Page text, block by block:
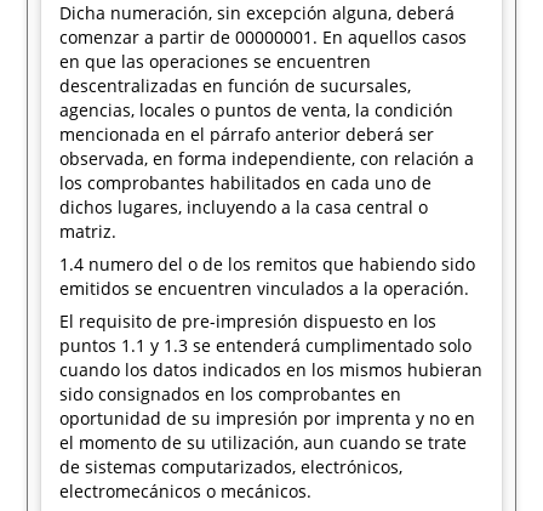
Dicha numeración, sin excepción alguna, deberá
comenzar a partir de 00000001. En aquellos casos
en que las operaciones se encuentren
descentralizadas en función de sucursales,
agencias, locales o puntos de venta, la condición
mencionada en el párrafo anterior deberá ser
observada, en forma independiente, con relación a
los comprobantes habilitados en cada uno de
dichos lugares, incluyendo a la casa central o
matriz.
1.4 numero del o de los remitos que habiendo sido
emitidos se encuentren vinculados a la operación.
El requisito de pre-impresión dispuesto en los
puntos 1.1 y 1.3 se entenderá cumplimentado solo
cuando los datos indicados en los mismos hubieran
sido consignados en los comprobantes en
oportunidad de su impresión por imprenta y no en
el momento de su utilización, aun cuando se trate
de sistemas computarizados, electrónicos,
electromecánicos o mecánicos.